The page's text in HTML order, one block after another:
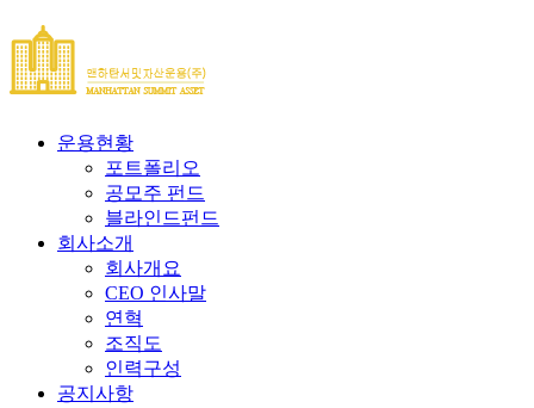
운용현황
포트폴리오
공모주 펀드
블라인드펀드
회사소개
회사개요
CEO 인사말
연혁
조직도
인력구성
공지사항